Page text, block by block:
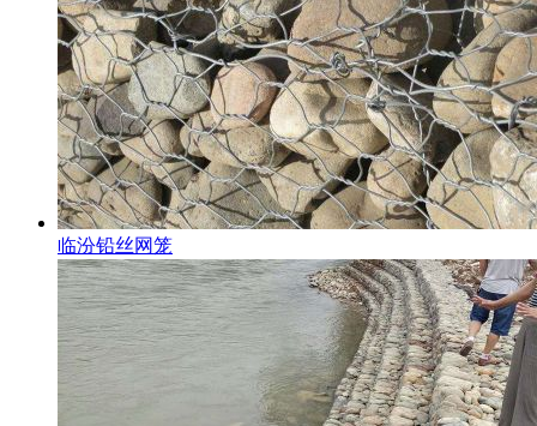
临汾铅丝网笼